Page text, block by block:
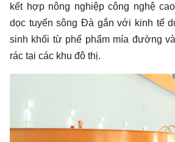
kết hợp nông nghiệp công nghệ
dọc tuyến sông Đà gắn với kinh tế
sinh khối từ phế phẩm mía đường
rác tại các khu đô thị.